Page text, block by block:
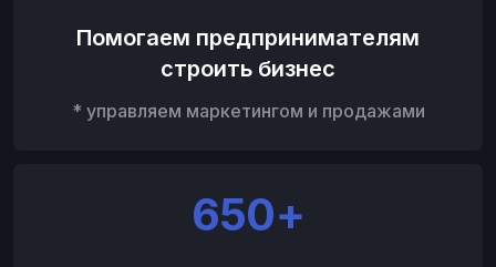
Помогаем предпринимателям
строить бизнес
* управляем маркетингом и продажами
650+